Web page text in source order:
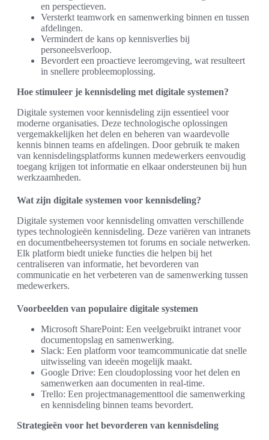
en perspectieven.
Versterkt teamwork en samenwerking binnen en tussen
afdelingen.
Vermindert de kans op kennisverlies bij
personeelsverloop.
Bevordert een proactieve leeromgeving, wat resulteert
in snellere probleemoplossing.
Hoe stimuleer je kennisdeling met digitale systemen?
Digitale systemen voor kennisdeling zijn essentieel voor
moderne organisaties. Deze technologische oplossingen
vergemakkelijken het delen en beheren van waardevolle
kennis binnen teams en afdelingen. Door gebruik te maken
van kennisdelingsplatforms kunnen medewerkers eenvoudig
toegang krijgen tot informatie en elkaar ondersteunen bij hun
werkzaamheden.
Wat zijn digitale systemen voor kennisdeling?
Digitale systemen voor kennisdeling omvatten verschillende
types technologieën kennisdeling. Deze variëren van intranets
en documentbeheersystemen tot forums en sociale netwerken.
Elk platform biedt unieke functies die helpen bij het
centraliseren van informatie, het bevorderen van
communicatie en het verbeteren van de samenwerking tussen
medewerkers.
Voorbeelden van populaire digitale systemen
Microsoft SharePoint: Een veelgebruikt intranet voor
documentopslag en samenwerking.
Slack: Een platform voor teamcommunicatie dat snelle
uitwisseling van ideeën mogelijk maakt.
Google Drive: Een cloudoplossing voor het delen en
samenwerken aan documenten in real-time.
Trello: Een projectmanagementtool die samenwerking
en kennisdeling binnen teams bevordert.
Strategieën voor het bevorderen van kennisdeling